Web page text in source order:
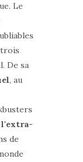
Le
De sa
, au
l'extra-
de